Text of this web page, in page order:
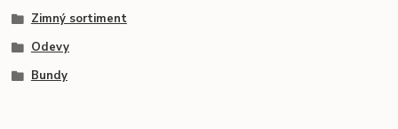
Zimný sortiment
Odevy
Bundy